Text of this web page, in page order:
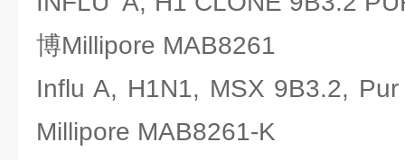
博Millipore MAB8261
Influ A, H1N1, MSX 9B3.2,
Millipore MAB8261-K